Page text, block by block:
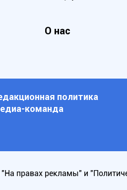
О нас
политика
команда
правах рекламы" и